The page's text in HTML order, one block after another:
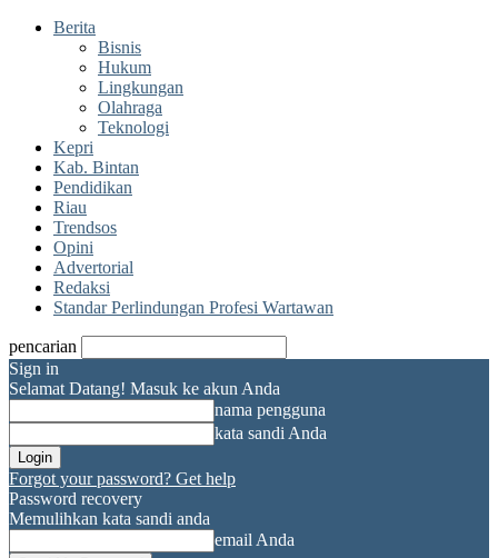
Berita
Bisnis
Hukum
Lingkungan
Olahraga
Teknologi
Kepri
Kab. Bintan
Pendidikan
Riau
Trendsos
Opini
Advertorial
Redaksi
Standar Perlindungan Profesi Wartawan
pencarian
Sign in
Selamat Datang! Masuk ke akun Anda
nama pengguna
kata sandi Anda
Forgot your password? Get help
Password recovery
Memulihkan kata sandi anda
email Anda